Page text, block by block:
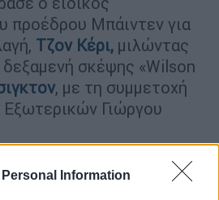
Information
προέδρου Μπάιντεν για
Τζον Κέρι, μιλώντας
σκέψης «Wilson
, με τη συμμετοχή
Γιώργου
ηγετικό ρόλο της